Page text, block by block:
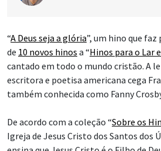
“A Deus seja a glória”, um hino que
de 10 novos hinos a “Hinos para o Lar
cantado em todo o mundo cristão. A
escritora e poetisa americana cega
também conhecida como Fanny
De acordo com a coleção “Sobre os
Igreja de Jesus Cristo dos Santos dos